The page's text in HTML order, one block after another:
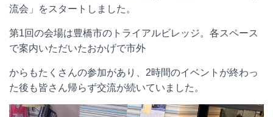
流会」をスタートしました。
第1回の会場は豊橋市のトライアルビレッジ。各スペース
で案内いただいたおかげで市外
からもたくさんの参加があり、2時間のイベントが終わっ
た後も皆さん帰らず交流が続いていました。